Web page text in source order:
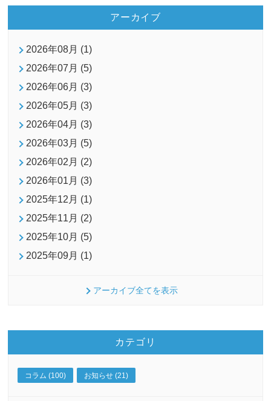
アーカイブ
2026年08月 (1)
2026年07月 (5)
2026年06月 (3)
2026年05月 (3)
2026年04月 (3)
2026年03月 (5)
2026年02月 (2)
2026年01月 (3)
2025年12月 (1)
2025年11月 (2)
2025年10月 (5)
2025年09月 (1)
アーカイブ全てを表示
カテゴリ
コラム (100) お知らせ (21)